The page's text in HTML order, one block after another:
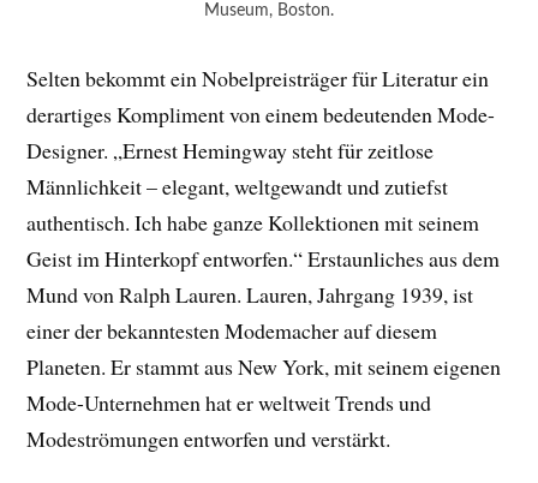
Museum, Boston.
Selten bekommt ein Nobelpreisträger für Literatur ein
derartiges Kompliment von einem bedeutenden Mode-
Designer. „Ernest Hemingway steht für zeitlose
Männlichkeit – elegant, weltgewandt und zutiefst
authentisch. Ich habe ganze Kollektionen mit seinem
Geist im Hinterkopf entworfen.“ Erstaunliches aus dem
Mund von Ralph Lauren. Lauren, Jahrgang 1939, ist
einer der bekanntesten Modemacher auf diesem
Planeten. Er stammt aus New York, mit seinem eigenen
Mode-Unternehmen hat er weltweit Trends und
Modeströmungen entworfen und verstärkt.